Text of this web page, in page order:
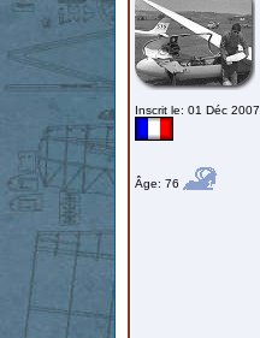
Inscrit le: 01 Déc 2007
Âge: 76